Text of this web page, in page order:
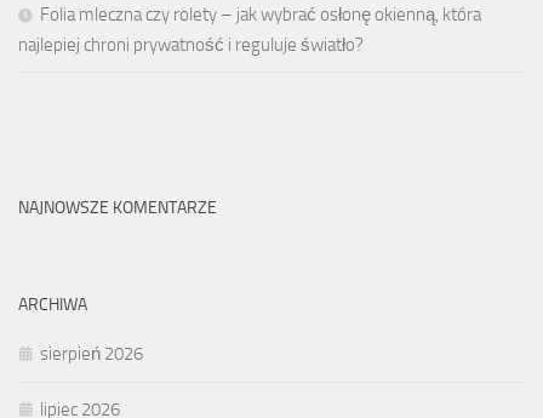
Folia mleczna czy rolety – jak wybrać osłonę okienną, która
najlepiej chroni prywatność i reguluje światło?
NAJNOWSZE KOMENTARZE
ARCHIWA
sierpień 2026
lipiec 2026